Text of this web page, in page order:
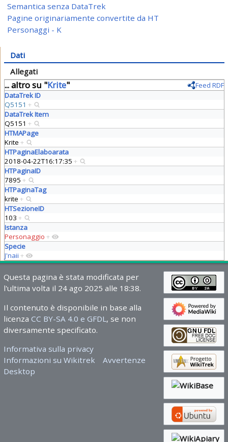
Semantica senza DataTrek
Pagine originariamente convertite da HT
Personaggi - K
Dati
Allegati
... altro su "Krite"
Feed RDF
DataTrek ID
Q5151 +
DataTrek Item
Q5151 +
HTMAPage
Krite +
HTPaginaElaboarata
2018-04-22T16:17:35 +
HTPaginaID
7895 +
HTPaginaTag
krite +
HTSezioneID
103 +
Istanza
Personaggio +
Specie
J'naii +
Questa pagina è stata modificata per
l'ultima volta il 24 ago 2025 alle 18:38.
Il contenuto è disponibile in base alla
licenza CC BY-SA 4.0 e GFDL , se non
diversamente specificato.
Informativa sulla privacy
Informazioni su Wikitrek
Avvertenze
Desktop